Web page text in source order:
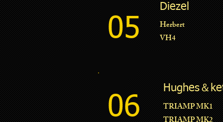
05
Diezel
Herbert
VH4
06
Hughes＆
TRIAMP MK1